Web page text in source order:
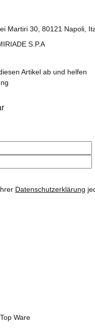
Martiri 30, 80121 Napoli,
S.P.A
Artikel ab und helfen
Datenschutzerklärung
Ware